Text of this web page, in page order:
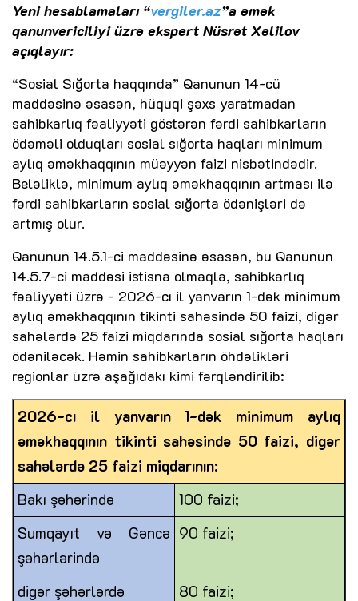
Yeni hesablamaları “vergiler.az”a əmək
qanunvericiliyi üzrə ekspert Nüsrət Xəlilov
açıqlayır:
“Sosial Sığorta haqqında” Qanunun 14-cü
maddəsinə əsasən, hüquqi şəxs yaratmadan
sahibkarlıq fəaliyyəti göstərən fərdi sahibkarların
ödəməli olduqları sosial sığorta haqları minimum
aylıq əməkhaqqının müəyyən faizi nisbətindədir.
Beləliklə, minimum aylıq əməkhaqqının artması ilə
fərdi sahibkarların sosial sığorta ödənişləri də
artmış olur.
Qanunun 14.5.1-ci maddəsinə əsasən, bu Qanunun
14.5.7-ci maddəsi istisna olmaqla, sahibkarlıq
fəaliyyəti üzrə - 2026-cı il yanvarın 1-dək minimum
aylıq əməkhaqqının tikinti sahəsində 50 faizi, digər
sahələrdə 25 faizi miqdarında sosial sığorta haqları
ödəniləcək. Həmin sahibkarların öhdəlikləri
regionlar üzrə aşağıdakı kimi fərqləndirilib:
2026-cı il yanvarın 1-dək minimum aylıq
əməkhaqqının tikinti sahəsində 50 faizi, digər
sahələrdə 25 faizi miqdarının:
Bakı şəhərində
100 faizi;
Sumqayıt və Gəncə
şəhərlərində
90 faizi;
digər şəhərlərdə
80 faizi;